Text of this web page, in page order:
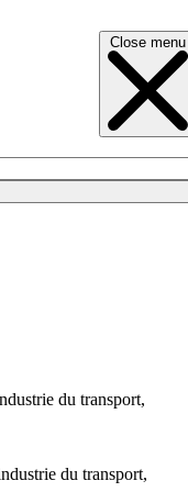
Close menu
du transport,
du transport,